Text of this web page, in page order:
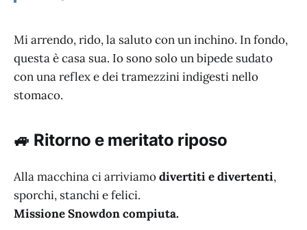
Mi arrendo, rido, la saluto con un inchino. In fondo,
questa è casa sua. Io sono solo un bipede sudato
con una reflex e dei tramezzini indigesti nello
stomaco.
🚙 Ritorno e meritato riposo
Alla macchina ci arriviamodivertiti e divertenti,
sporchi, stanchi e felici.
Missione Snowdon compiuta.